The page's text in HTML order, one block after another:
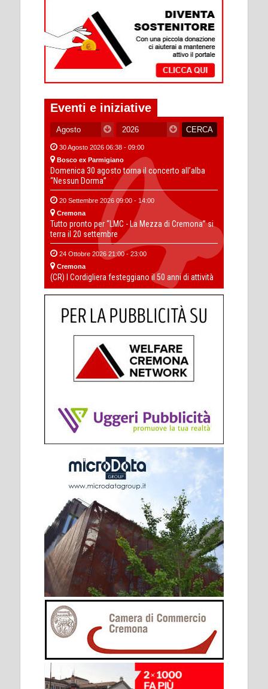
Eventi e iniziative
30 Agosto 2026 06:38 - 09:00
Bosco ex Parmigiano
Domenica 30 agosto torna il concerto all’alba
“Nessun Dorma”
20 Settembre 2026 09:00 - 14:00
Cremona
Tutto pronto per “LMC - La Mezza di Cremona” si
terra il 20 settembre
24 Ottobre 2026 21:00 - 23:00
Cremona
(CR) I Cordigliera festeggiano il 50 anni di attività